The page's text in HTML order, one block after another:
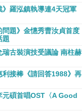
》羅泓鎮執導連4天冠軍
問題》金憓秀曹汝貞首度
題
瑞古裝演技受議論 南柱赫
利接棒《請回答1988》再
元碩首唱OST〈A Good